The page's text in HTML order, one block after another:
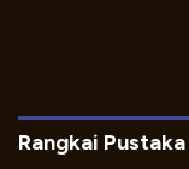
Rangkai Pustaka